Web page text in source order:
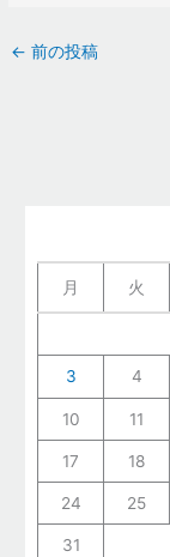
← 前の投稿
月 火
3 4
10 11
17 18
24 25
31